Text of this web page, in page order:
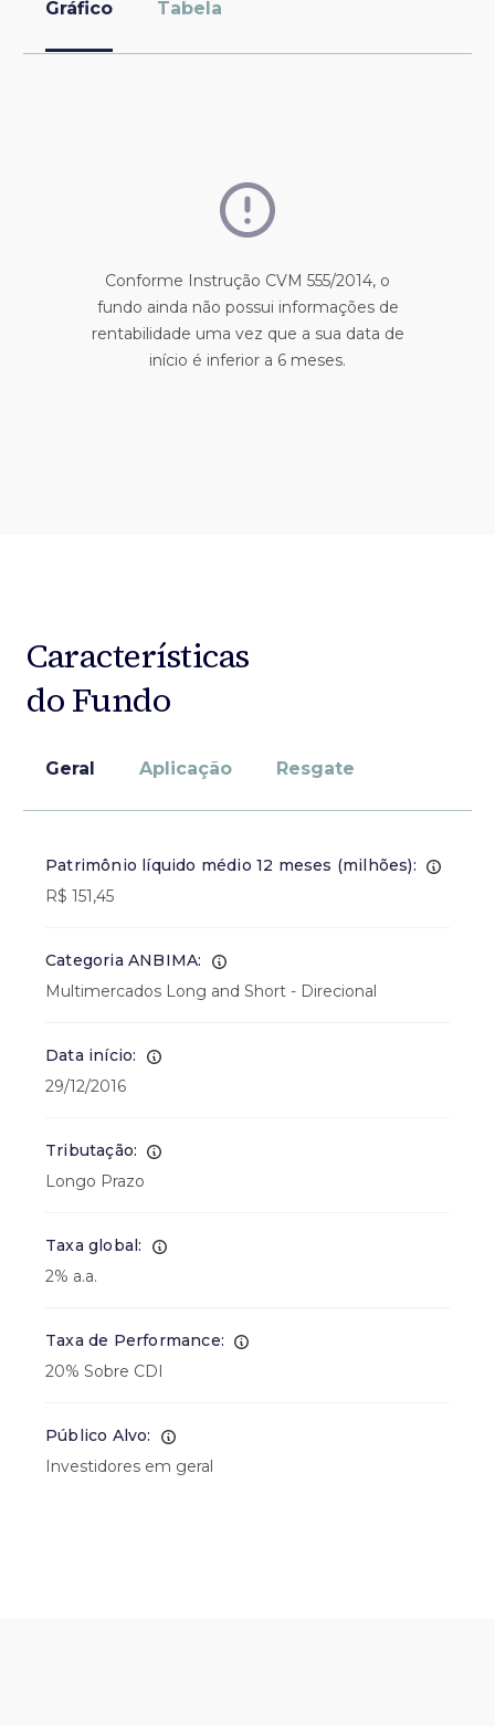
Gráfico Tabela
Conforme Instrução CVM 555/2014, o
fundo ainda não possui informações de
rentabilidade uma vez que a sua data de
início é inferior a 6 meses.
Características
do Fundo
Geral Aplicação Resgate
Patrimônio líquido médio 12 meses (milhões):
R$ 151,45
Categoria ANBIMA:
Multimercados Long and Short - Direcional
Data início:
29/12/2016
Tributação:
Longo Prazo
Taxa global:
2% a.a.
Taxa de Performance:
20% Sobre CDI
Público Alvo:
Investidores em geral